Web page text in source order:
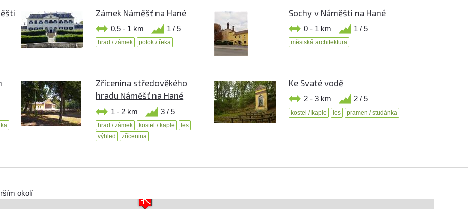
Zámek Náměšť na Hané
0,5 - 1 km 1 / 5
hrad / zámek potok / řeka
Sochy v Náměšti na Hané
0 - 1 km 1 / 5
městská architektura
Zřícenina středověkého
hradu Náměšť na Hané
1 - 2 km 3 / 5
hrad / zámek kostel / kaple
les
výhled
zřícenina
Ke Svaté vodě
2 - 3 km 2 / 5
kostel / kaple les pramen / studánka
okolí